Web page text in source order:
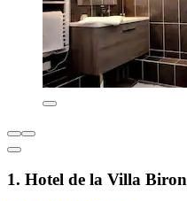
1. Hotel de la Villa Biron